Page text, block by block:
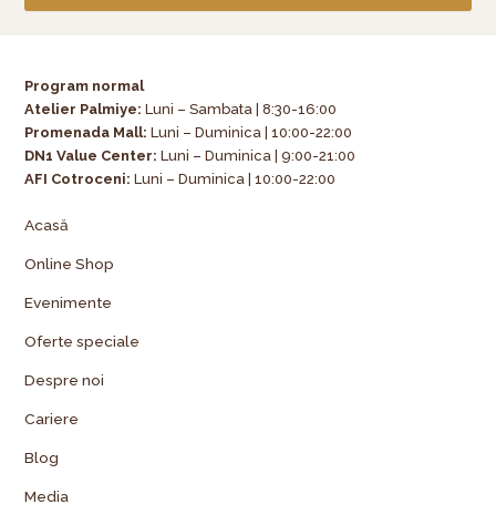
Program normal
Atelier Palmiye: Luni – Sambata | 8:30-16:00
Promenada Mall: Luni – Duminica | 10:00-22:00
DN1 Value Center: Luni – Duminica | 9:00-21:00
AFI Cotroceni: Luni – Duminica | 10:00-22:00
Acasă
Online Shop
Evenimente
Oferte speciale
Despre noi
Cariere
Blog
Media